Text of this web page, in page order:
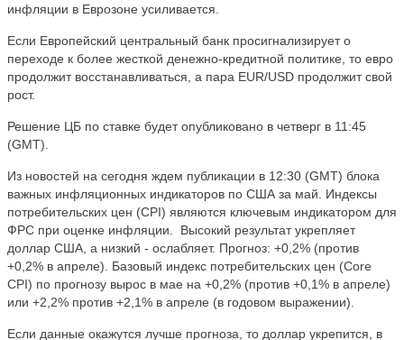
инфляции в Еврозоне усиливается.
Если Европейский центральный банк просигнализирует о
переходе к более жесткой денежно-кредитной политике, то евро
продолжит восстанавливаться, а пара EUR/USD продолжит свой
рост.
Решение ЦБ по ставке будет опубликовано в четверг в 11:45
(GMT).
Из новостей на сегодня ждем публикации в 12:30 (GMT) блока
важных инфляционных индикаторов по США за май. Индексы
потребительских цен (CPI) являются ключевым индикатором для
ФРС при оценке инфляции.
Высокий результат укрепляет
доллар США, а низкий - ослабляет. Прогноз: +0,2% (против
+0,2% в апреле). Базовый индекс потребительских цен (Core
CPI) по прогнозу вырос в мае на +0,2% (против +0,1% в апреле)
или +2,2% против +2,1% в апреле (в годовом выражении).
Если данные окажутся лучше прогноза, то доллар укрепится, в